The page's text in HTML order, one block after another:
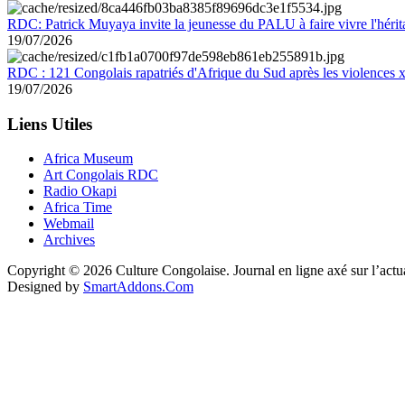
RDC: Patrick Muyaya invite la jeunesse du PALU à faire vivre
19/07/2026
RDC : 121 Congolais rapatriés d'Afrique du Sud après les violences
19/07/2026
Liens Utiles
Africa Museum
Art Congolais RDC
Radio Okapi
Africa Time
Webmail
Archives
Copyright © 2026 Culture Congolaise. Journal en ligne axé sur
Designed by SmartAddons.Com